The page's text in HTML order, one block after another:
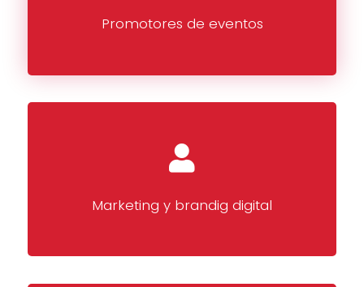
Promotores de eventos
Marketing y brandig digital